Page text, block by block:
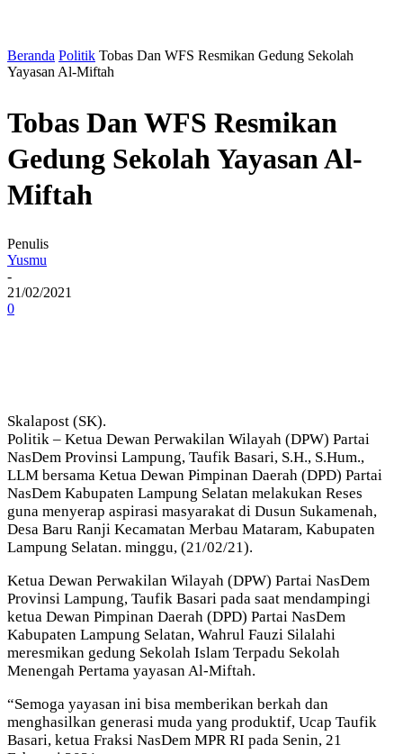
Beranda Politik Tobas Dan WFS Resmikan Gedung Sekolah
Yayasan Al-Miftah
Tobas Dan WFS Resmikan
Gedung Sekolah Yayasan Al-
Miftah
Penulis
Yusmu
-
21/02/2021
0
Skalapost (SK).
Politik – Ketua Dewan Perwakilan Wilayah (DPW) Partai
NasDem Provinsi Lampung, Taufik Basari, S.H., S.Hum.,
LLM bersama Ketua Dewan Pimpinan Daerah (DPD) Partai
NasDem Kabupaten Lampung Selatan melakukan Reses
guna menyerap aspirasi masyarakat di Dusun Sukamenah,
Desa Baru Ranji Kecamatan Merbau Mataram, Kabupaten
Lampung Selatan. minggu, (21/02/21).
Ketua Dewan Perwakilan Wilayah (DPW) Partai NasDem
Provinsi Lampung, Taufik Basari pada saat mendampingi
ketua Dewan Pimpinan Daerah (DPD) Partai NasDem
Kabupaten Lampung Selatan, Wahrul Fauzi Silalahi
meresmikan gedung Sekolah Islam Terpadu Sekolah
Menengah Pertama yayasan Al-Miftah.
“Semoga yayasan ini bisa memberikan berkah dan
menghasilkan generasi muda yang produktif, Ucap Taufik
Basari, ketua Fraksi NasDem MPR RI pada Senin, 21